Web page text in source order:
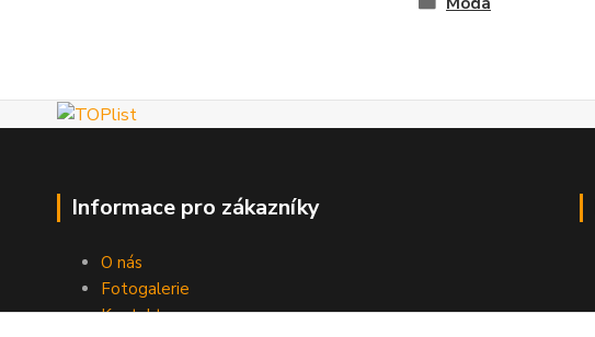
Informace pro zákazníky
O nás
Fotogalerie
Kontakty